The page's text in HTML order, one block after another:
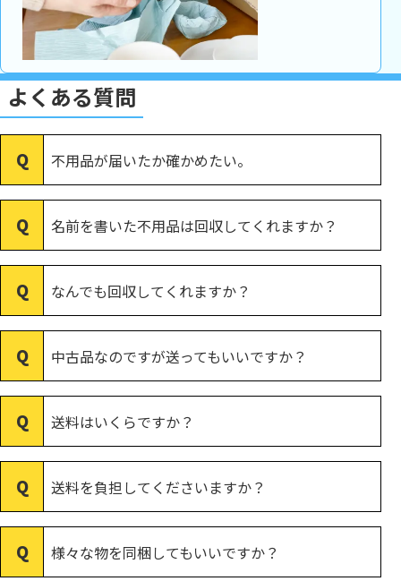
よくある質問
不用品が届いたか確かめたい。
名前を書いた不用品は回収してくれますか？
なんでも回収してくれますか？
中古品なのですが送ってもいいですか？
送料はいくらですか？
送料を負担してくださいますか？
様々な物を同梱してもいいですか？